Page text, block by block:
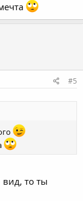
#5
вид, то ты